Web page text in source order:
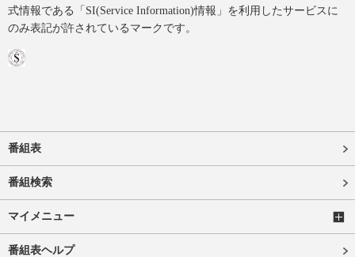
式情報である「SI(Service Information)情報」を利用したサービスに
のみ表記が許されているマークです。
番組表
番組検索
マイメニュー
番組表ヘルプ